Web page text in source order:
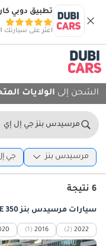
تطبيق دوبي
اعثر على سيارتك
الشحن إلى الولايات
مرسيدس بنز جي إل إي
مرسيدس بنز جي
6 نتيجة
سيارات مرسيدس بنز GLE 350 مستعملة للبيع في دبي
2022
(2)
2016
(1)